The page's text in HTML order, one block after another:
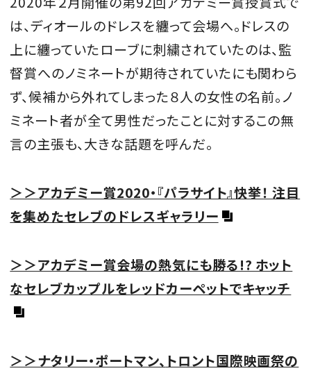
最新号を試し読み
は、ディオールのドレスを纏って会場へ。ドレスの
上に纏っていたローブに刺繍されていたのは、監
督賞へのノミネートが期待されていたにも関わら
ず、候補から外れてしまった８人の女性の名前。ノ
ミネート者が全て男性だったことに対するこの無
言の主張も、大きな話題を呼んだ。
＞＞アカデミー賞2020・『パラサイト』快挙！ 注目
を集めたセレブのドレスギャラリー
＞＞アカデミー賞会場の熱気にも勝る!? ホット
なセレブカップルをレッドカーペットでキャッチ
＞＞ナタリー・ポートマン、 トロント国際映画祭の